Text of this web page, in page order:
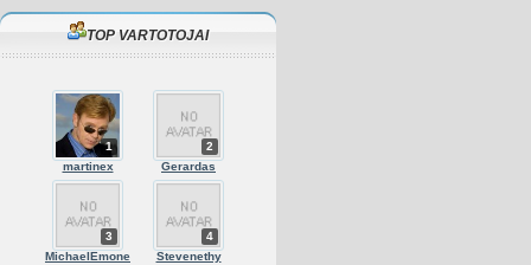
TOP VARTOTOJAI
1
martinex
2
Gerardas
3
MichaelEmone
4
Stevenethy